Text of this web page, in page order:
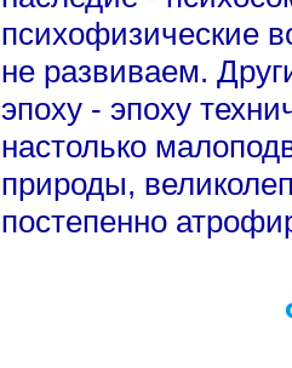
психофизические
не развиваем.
эпоху - эпоху
настолько
природы,
постепенно